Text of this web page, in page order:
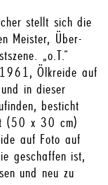
stellt sich die
Meister, Über-
„o.T.“
1961, Ölkreide auf
in dieser
besticht
(50 x 30 cm)
auf Foto auf
geschaffen ist,
und neu zu